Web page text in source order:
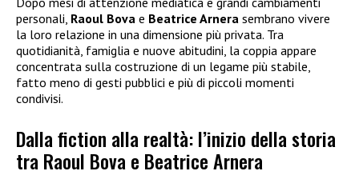
personali, Raoul Bova e Beatrice Arnera sembrano vivere
la loro relazione in una dimensione più privata. Tra
quotidianità, famiglia e nuove abitudini, la coppia appare
concentrata sulla costruzione di un legame più stabile,
fatto meno di gesti pubblici e più di piccoli momenti
condivisi.
Dalla fiction alla realtà: l’inizio della storia
tra Raoul Bova e Beatrice Arnera